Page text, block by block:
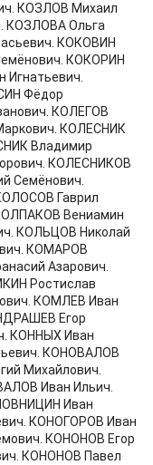
КОЗЛОВ Михаил
КОЗЛОВА Ольга
КОКОВИН
КОКОРИН
Игнатьевич.
Фёдор
КОЛЕГОВ
КОЛЕСНИК
Владимир
КОЛЕСНИКОВ
Семёнович.
Гаврил
Вениамин
КОЛЬЦОВ Николай
КОМАРОВ
Азарович.
Ростислав
КОМЛЕВ Иван
Егор
КОННЫХ Иван
КОНОВАЛОВ
Михайлович.
Иван Ильич.
Иван
КОНОГОРОВ Иван
КОНОНОВ Егор
КОНОНОВ Павел